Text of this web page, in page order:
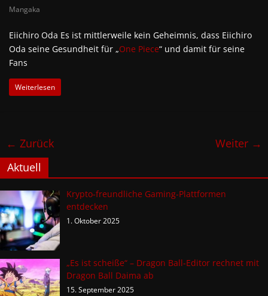
Mangaka
Eiichiro Oda Es ist mittlerweile kein Geheimnis, dass Eiichiro
Oda seine Gesundheit für „One Piece“ und damit für seine
Fans
Weiterlesen
← Zurück
Weiter →
Aktuell
Krypto-freundliche Gaming-Plattformen
entdecken
1. Oktober 2025
„Es ist scheiße“ – Dragon Ball-Editor rechnet mit
Dragon Ball Daima ab
15. September 2025